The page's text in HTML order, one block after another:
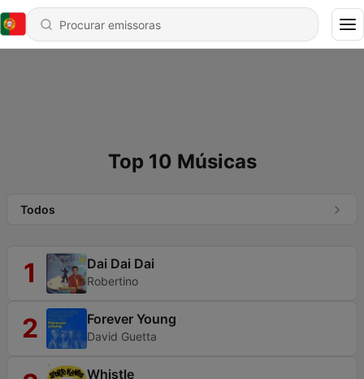
Top 10 Músicas
Todos
1 Dai Dai Dai
Robertino
2 Forever Young
David Guetta
Whistle